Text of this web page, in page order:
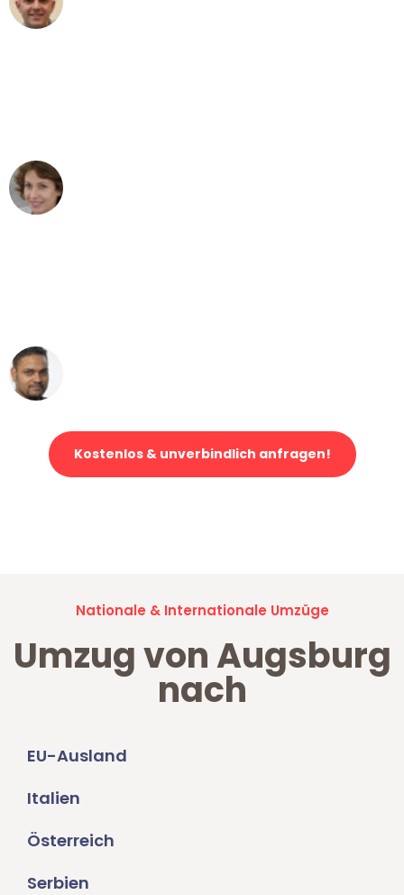
Kostenlos & unverbindlich anfragen!
Nationale & Internationale Umzüge
Umzug von Augsburg
nach
EU-Ausland
Italien
Österreich
Serbien